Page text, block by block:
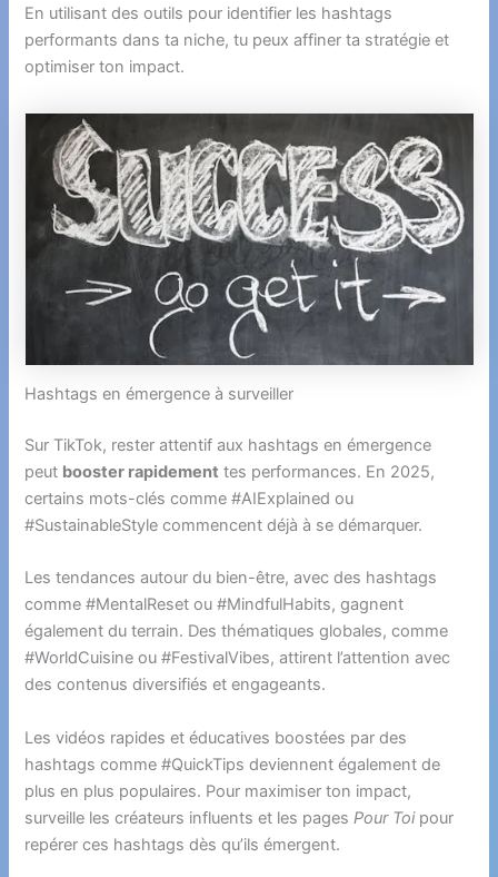
En utilisant des outils pour identifier les hashtags
performants dans ta niche, tu peux affiner ta stratégie et
optimiser ton impact.
Hashtags en émergence à surveiller
Sur TikTok, rester attentif aux hashtags en émergence
peut booster rapidement tes performances. En 2025,
certains mots-clés comme #AIExplained ou
#SustainableStyle commencent déjà à se démarquer.
Les tendances autour du bien-être, avec des hashtags
comme #MentalReset ou #MindfulHabits, gagnent
également du terrain. Des thématiques globales, comme
#WorldCuisine ou #FestivalVibes, attirent l’attention avec
des contenus diversifiés et engageants.
Les vidéos rapides et éducatives boostées par des
hashtags comme #QuickTips deviennent également de
plus en plus populaires. Pour maximiser ton impact,
surveille les créateurs influents et les pagesPour Toipour
repérer ces hashtags dès qu’ils émergent.